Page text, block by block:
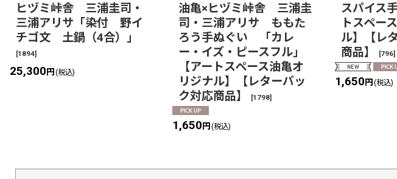
ヒヅミ峠舎 三浦圭司・
三浦アリサ「染付 野イ
チゴ文 土鍋（4合）」
[1894]
25,300円(税込)
油亀×ヒヅミ峠舎 三浦圭
司・三浦アリサ ももた
ろう手ぬぐい 「カレ
ー・イズ・ピースフル」
【アートスペース油亀オ
リジナル】【レターパッ
ク対応商品】
[1798]
1,650円(税込)
スパイス
トスペー
ル】【レ
商品】
[796]
1,650円(税込)